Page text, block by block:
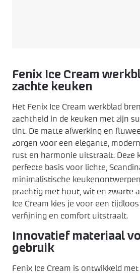
Made by DAS
Showroom uitverkoop
Werkwijze
Openingstijden
Koopzondagen
Fenix Ice Cream
zachte keuken
Het Fenix Ice Cream werkblad
zachtheid in de keuken met zijn
tint. De matte afwerking en
zorgen voor een elegante,
rust en harmonie uitstraalt. Deze
perfecte basis voor lichte,
minimalistische
prachtig met hout, wit en zwarte
Ice Cream kies je voor een
verfijning en comfort uitstraalt.
Innovatief materiaal
gebruik
Fenix Ice Cream is ontwikkeld